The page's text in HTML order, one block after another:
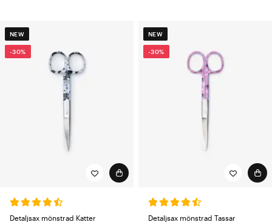
NEW
-30%
Detaljsax mönstrad Katter
NEW
-30%
Detaljsax mönstrad Tassar